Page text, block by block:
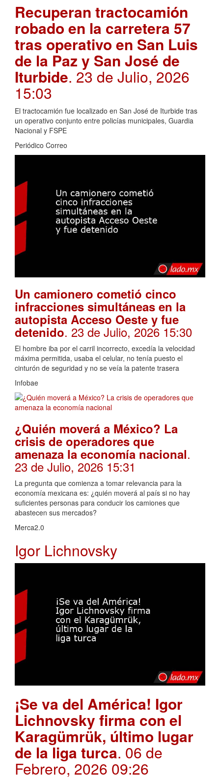
Recuperan tractocamión
robado en la carretera 57
tras operativo en San Luis
de la Paz y San José de
Iturbide. 23 de Julio, 2026
15:03
El tractocamión fue localizado en San José de Iturbide tras
un operativo conjunto entre policías municipales, Guardia
Nacional y FSPE
Periódico Correo
Un camionero cometió cinco
infracciones simultáneas en la
autopista Acceso Oeste y fue
detenido. 23 de Julio, 2026 15:30
El hombre iba por el carril incorrecto, excedía la velocidad
máxima permitida, usaba el celular, no tenía puesto el
cinturón de seguridad y no se veía la patente trasera
Infobae
¿Quién moverá a México? La
crisis de operadores que
amenaza la economía nacional.
23 de Julio, 2026 15:31
La pregunta que comienza a tomar relevancia para la
economía mexicana es: ¿quién moverá al país si no hay
suficientes personas para conducir los camiones que
abastecen sus mercados?
Merca2.0
Igor Lichnovsky
¡Se va del América! Igor
Lichnovsky firma con el
Karagümrük, último lugar
de la liga turca. 06 de
Febrero, 2026 09:26